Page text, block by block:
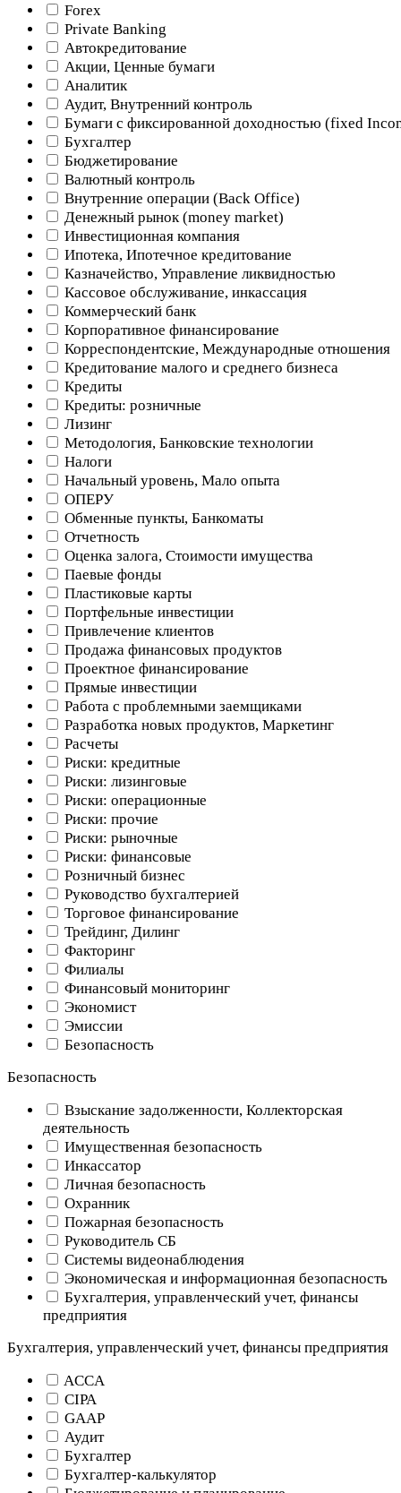
Forex
Private Banking
Автокредитование
Акции, Ценные бумаги
Аналитик
Аудит, Внутренний контроль
Бумаги с фиксированной доходностью (fixed
Бухгалтер
Бюджетирование
Валютный контроль
Внутренние операции (Back Office)
Денежный рынок (money market)
Инвестиционная компания
Ипотека, Ипотечное кредитование
Казначейство, Управление ликвидностью
Кассовое обслуживание, инкассация
Коммерческий банк
Корпоративное финансирование
Корреспондентские, Международные отношения
Кредитование малого и среднего бизнеса
Кредиты
Кредиты: розничные
Лизинг
Методология, Банковские технологии
Налоги
Начальный уровень, Мало опыта
ОПЕРУ
Обменные пункты, Банкоматы
Отчетность
Оценка залога, Стоимости имущества
Паевые фонды
Пластиковые карты
Портфельные инвестиции
Привлечение клиентов
Продажа финансовых продуктов
Проектное финансирование
Прямые инвестиции
Работа с проблемными заемщиками
Разработка новых продуктов, Маркетинг
Расчеты
Риски: кредитные
Риски: лизинговые
Риски: операционные
Риски: прочие
Риски: рыночные
Риски: финансовые
Розничный бизнес
Руководство бухгалтерией
Торговое финансирование
Трейдинг, Дилинг
Факторинг
Филиалы
Финансовый мониторинг
Экономист
Эмиссии
Безопасность
Безопасность
Взыскание задолженности, Коллекторская
деятельность
Имущественная безопасность
Инкассатор
Личная безопасность
Охранник
Пожарная безопасность
Руководитель СБ
Системы видеонаблюдения
Экономическая и информационная безопасность
Бухгалтерия, управленческий учет, финансы
предприятия
Бухгалтерия, управленческий учет, финансы предприятия
ACCA
CIPA
GAAP
Аудит
Бухгалтер
Бухгалтер-калькулятор